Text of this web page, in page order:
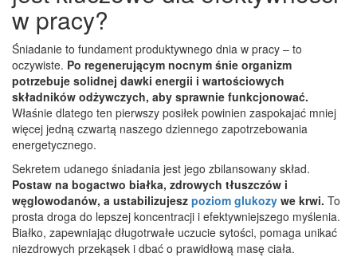
w pracy?
Śniadanie to fundament produktywnego dnia w pracy – to
oczywiste. Po regenerującym nocnym śnie organizm
potrzebuje solidnej dawki energii i wartościowych
składników odżywczych, aby sprawnie funkcjonować.
Właśnie dlatego ten pierwszy posiłek powinien zaspokajać mniej
więcej jedną czwartą naszego dziennego zapotrzebowania
energetycznego.
Sekretem udanego śniadania jest jego zbilansowany skład.
Postaw na bogactwo białka, zdrowych tłuszczów i
węglowodanów, a ustabilizujesz poziom glukozy we krwi. To
prosta droga do lepszej koncentracji i efektywniejszego myślenia.
Białko, zapewniając długotrwałe uczucie sytości, pomaga unikać
niezdrowych przekąsek i dbać o prawidłową masę ciała.